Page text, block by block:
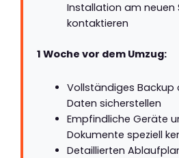
Installation am neuen
kontaktieren
1 Woche vor dem Umzug:
Vollständiges Backup
Daten sicherstellen
Empfindliche Geräte
Dokumente speziell
Detaillierten